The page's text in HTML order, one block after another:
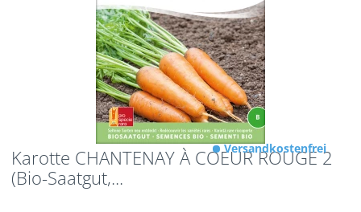
Karotte CHANTENAY À COEUR ROUGE 2
(Bio-Saatgut,...
Versandkostenfrei